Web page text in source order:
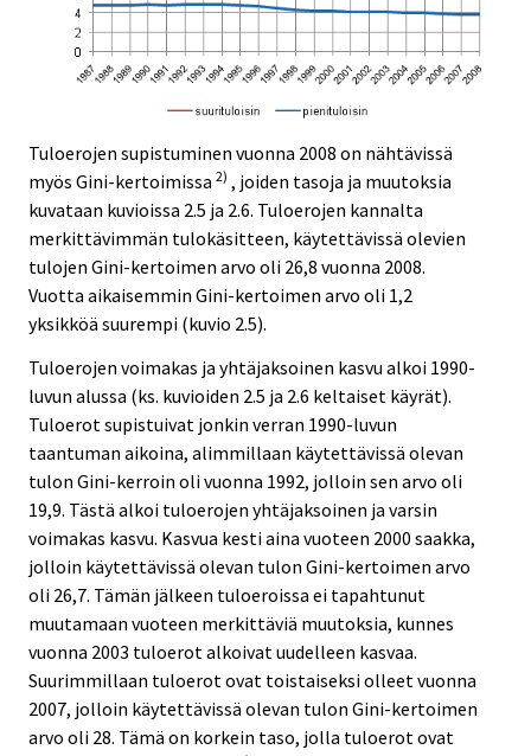
Tuloerojen supistuminen vuonna 2008 on nähtävissä
myös Gini-kertoimissa 2) , joiden tasoja ja muutoksia
kuvataan kuvioissa 2.5 ja 2.6. Tuloerojen kannalta
merkittävimmän tulokäsitteen, käytettävissä olevien
tulojen Gini-kertoimen arvo oli 26,8 vuonna 2008.
Vuotta aikaisemmin Gini-kertoimen arvo oli 1,2
yksikköä suurempi (kuvio 2.5).
Tuloerojen voimakas ja yhtäjaksoinen kasvu alkoi 1990-
luvun alussa (ks. kuvioiden 2.5 ja 2.6 keltaiset käyrät).
Tuloerot supistuivat jonkin verran 1990-luvun
taantuman aikoina, alimmillaan käytettävissä olevan
tulon Gini-kerroin oli vuonna 1992, jolloin sen arvo oli
19,9. Tästä alkoi tuloerojen yhtäjaksoinen ja varsin
voimakas kasvu. Kasvua kesti aina vuoteen 2000 saakka,
jolloin käytettävissä olevan tulon Gini-kertoimen arvo
oli 26,7. Tämän jälkeen tuloeroissa ei tapahtunut
muutamaan vuoteen merkittäviä muutoksia, kunnes
vuonna 2003 tuloerot alkoivat uudelleen kasvaa.
Suurimmillaan tuloerot ovat toistaiseksi olleet vuonna
2007, jolloin käytettävissä olevan tulon Gini-kertoimen
arvo oli 28. Tämä on korkein taso, jolla tuloerot ovat